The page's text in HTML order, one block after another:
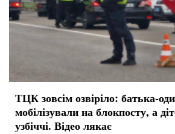
ТЦК зовсім озвіріло: батька-
мобілізували на блокпосту, а
узбіччі. Відео лякає